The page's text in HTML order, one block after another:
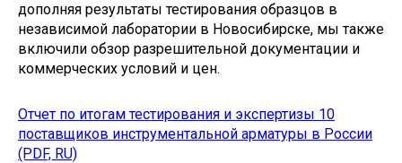
дополняя результаты тестирования образцов в
независимой лаборатории в Новосибирске, мы также
включили обзор разрешительной документации и
коммерческих условий и цен.
Отчет по итогам тестирования и экспертизы 10
поставщиков инструментальной арматуры в России
(PDF, RU)